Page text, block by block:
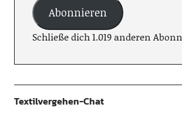
Abonnieren
Schließe dich 1.019 anderen
Textilvergehen-Chat